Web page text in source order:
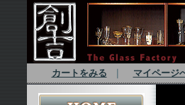
カートをみる マイページ